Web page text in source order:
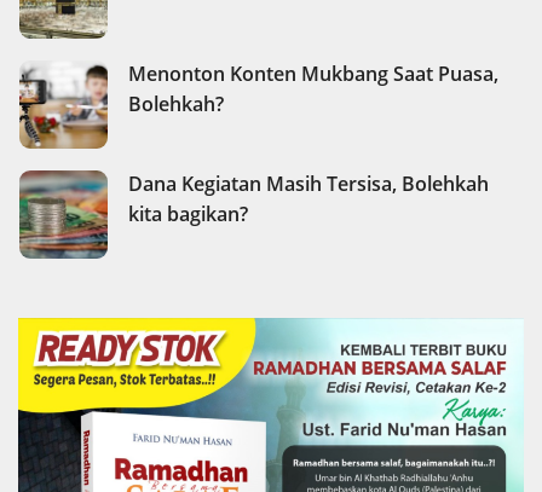
Menonton Konten Mukbang Saat Puasa,
Bolehkah?
Dana Kegiatan Masih Tersisa, Bolehkah
kita bagikan?